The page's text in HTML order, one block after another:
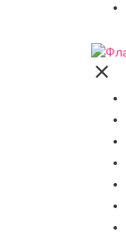
